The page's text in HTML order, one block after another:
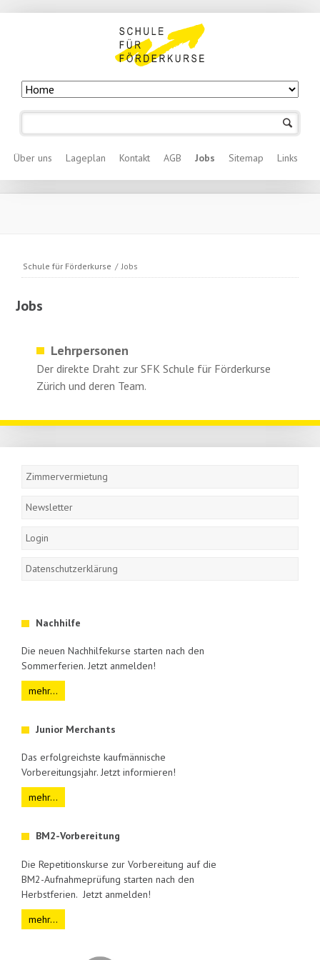
Navigation überspringen
Über uns Lageplan Kontakt AGB Jobs Sitemap Links
Schule für Förderkurse / Jobs
Navigation
Jobs
Lehrpersonen
Der direkte Draht zur SFK Schule für Förderkurse
Zürich und deren Team.
überspringen
Zimmervermietung
Newsletter
Login
Datenschutzerklärung
Nachhilfe
Die neuen Nachhilfekurse starten nach den
Sommerferien. Jetzt anmelden!
mehr...
Junior Merchants
Das erfolgreichste kaufmännische
Vorbereitungsjahr. Jetzt informieren!
mehr...
BM2-Vorbereitung
Die Repetitionskurse zur Vorbereitung auf die
BM2-Aufnahmeprüfung starten nach den
Herbstferien. Jetzt anmelden!
mehr...